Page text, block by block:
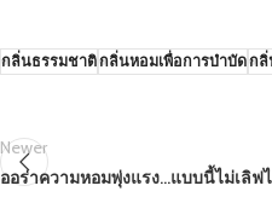
กลิ่นธรรมชาติกลิ่นหอมเพื่อการบำบัดกลิ่
Newer
ออร่าความหอมพุ่งแรง…แบบนี้ไม่เลิฟไ